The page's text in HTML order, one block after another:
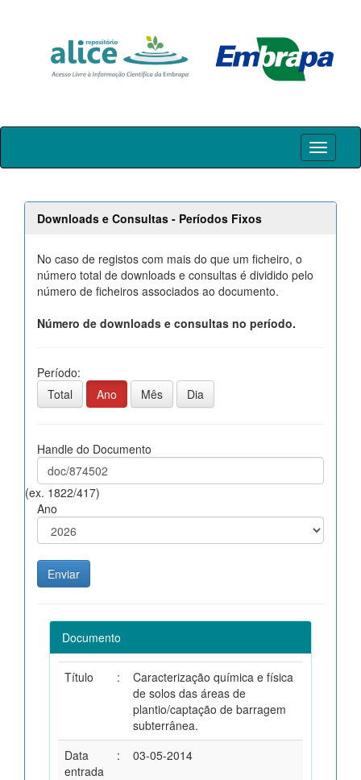
Skip
Downloads e Consultas - Períodos Fixos
No caso de registos com mais do que um ficheiro, o
número total de downloads e consultas é dividido pelo
número de ficheiros associados ao documento.
Número de downloads e consultas no período.
Período:
Total
Ano Mês Dia
Handle do Documento
(ex. 1822/417)
Ano
Documento
Título :
Caracterização química e física
de solos das áreas de
plantio/captação de barragem
subterrânea.
Data
entrada
: 03-05-2014